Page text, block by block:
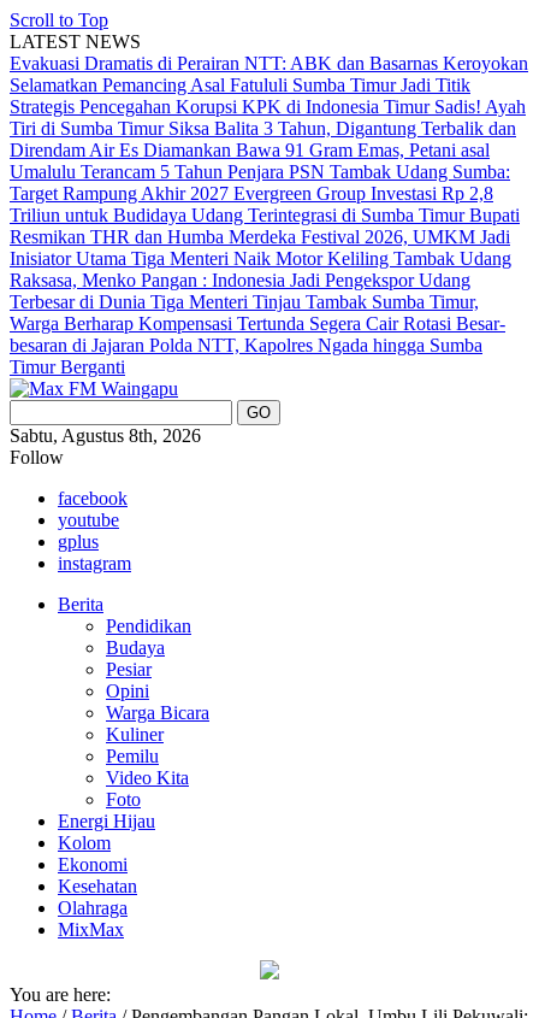
Scroll to Top
LATEST NEWS
Evakuasi Dramatis di Perairan NTT: ABK dan Basarnas Keroyokan
Selamatkan Pemancing Asal Fatululi Sumba Timur Jadi Titik
Strategis Pencegahan Korupsi KPK di Indonesia Timur Sadis! Ayah
Tiri di Sumba Timur Siksa Balita 3 Tahun, Digantung Terbalik dan
Direndam Air Es Diamankan Bawa 91 Gram Emas, Petani asal
Umalulu Terancam 5 Tahun Penjara PSN Tambak Udang Sumba:
Target Rampung Akhir 2027 Evergreen Group Investasi Rp 2,8
Triliun untuk Budidaya Udang Terintegrasi di Sumba TimurBupati
Resmikan THR dan Humba Merdeka Festival 2026, UMKM Jadi
Inisiator Utama Tiga Menteri Naik Motor Keliling Tambak Udang
Raksasa, Menko Pangan : Indonesia Jadi Pengekspor Udang
Terbesar di Dunia Tiga Menteri Tinjau Tambak Sumba Timur,
Warga Berharap Kompensasi Tertunda Segera CairRotasi Besar-
besaran di Jajaran Polda NTT, Kapolres Ngada hingga Sumba
Timur Berganti
Sabtu, Agustus 8th, 2026
Follow
facebook
youtube
gplus
instagram
Berita
Pendidikan
Budaya
Pesiar
Opini
Warga Bicara
Kuliner
Pemilu
Video Kita
Foto
Energi Hijau
Kolom
Ekonomi
Kesehatan
Olahraga
MixMax
You are here: